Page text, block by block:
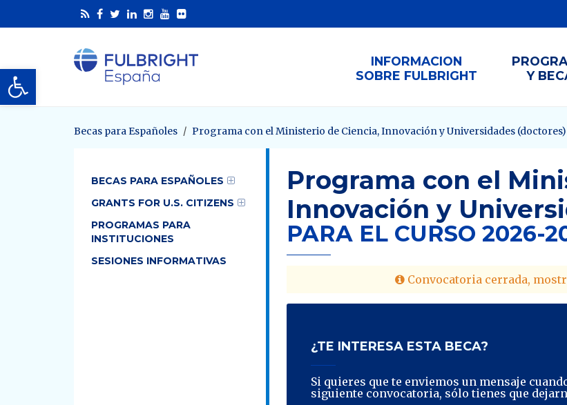
Abrir barra de herramientas
INFORMACION
SOBRE FULBRIGHT
Y
Becas para Españoles Programa con el Ministerio de Ciencia, Innovación y Universidades (doctores)
Programa con el
Innovación y
PARA EL CURSO 2026-
Convocatoria cerrada,
¿TE INTERESA ESTA BECA?
Si quieres que te enviemos un mensaje
siguiente convocatoria, sólo tienes que
BECAS PARA ESPAÑOLES
GRANTS FOR U.S. CITIZENS
PROGRAMAS PARA
INSTITUCIONES
SESIONES INFORMATIVAS